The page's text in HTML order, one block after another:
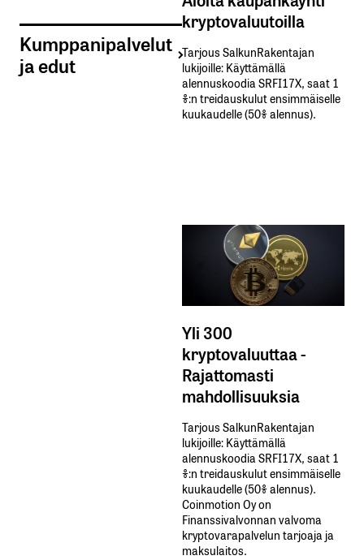
Kumppanipalvelut
ja edut
kryptovaluutoilla
Tarjous SalkunRakentajan
lukijoille: Käyttämällä​ ​
alennuskoodia​ ​SRFI17X,​ ​saat​ ​1
%:n treidauskulut​ ​ensimmäiselle​ ​
kuukaudelle​ ​(50%​ ​alennus).
Yli 300
kryptovaluuttaa -
Rajattomasti
mahdollisuuksia
Tarjous SalkunRakentajan
lukijoille: Käyttämällä​ ​
alennuskoodia​ ​SRFI17X,​ ​saat​ ​1
%:n treidauskulut​ ​ensimmäiselle​ ​
kuukaudelle​ ​(50%​ ​alennus).
Coinmotion Oy on
Finanssivalvonnan valvoma
kryptovarapalvelun tarjoaja ja
maksulaitos.